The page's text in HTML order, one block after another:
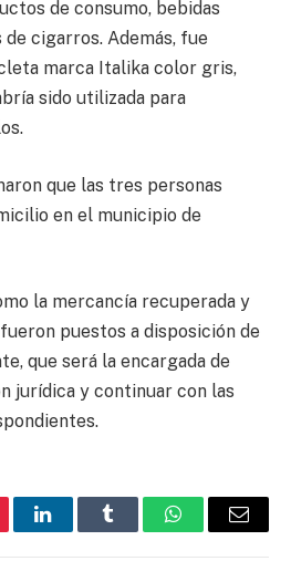
de consumo, bebidas
cigarros. Además, fue
marca Italika color gris,
sido utilizada para
que las tres personas
en el municipio de
la mercancía recuperada y
puestos a disposición de
que será la encargada de
jurídica y continuar con las
LinkedInTumblr WhatsAppEmail